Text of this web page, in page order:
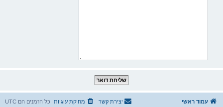
עמוד ראשי כל הזמנים הם UTC מחיקת עוגיות יצירת קשר